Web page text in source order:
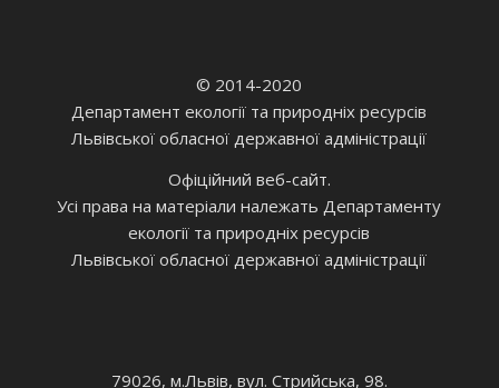
© 2014-2020
Департамент екології та природніх ресурсів
Львівської обласної державної адміністрації
Офіційний веб-сайт.
Усі права на матеріали належать Департаменту
екології та природніх ресурсів
Львівської обласної державної адміністрації
79026, м.Львів, вул. Стрийська, 98.